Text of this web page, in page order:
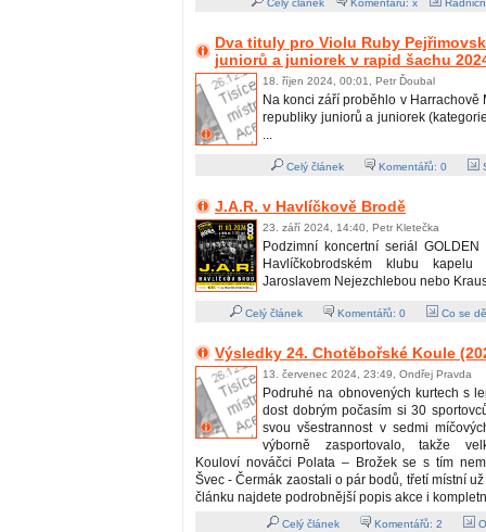
Celý článek Komentářů: x
Dva tituly pro Violu Ruby
juniorů a juniorek v rapid šachu
18. říjen 2024, 00:01, Petr Ďoubal
Na konci září proběhlo v Harrachově
republiky juniorů a juniorek
...
Celý článek Komentářů: 0
J.A.R. v Havlíčkově Brodě
23. září 2024, 14:40, Petr Kletečka
Podzimní koncertní seriál
Havlíčkobrodském klubu
Jaroslavem Nejezchlebou nebo
Celý článek Komentářů: 0 Co se
Výsledky 24. Chotěbořské Koule
13. červenec 2024, 23:49, Ondřej Pravda
Podruhé na obnovených kurtech s
dost dobrým počasím si 30
svou všestrannost v sedmi
výborně zasportovalo, takže
Kouloví nováčci Polata – Brožek se s tím
Švec - Čermák zaostali o pár bodů, třetí místní
článku najdete podrobnější popis akce i
Celý článek Komentářů: 2